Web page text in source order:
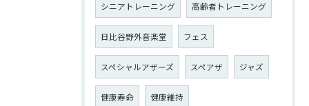
シニアトレーニング 高齢者トレーニング
日比谷野外音楽堂 フェス
スペシャルアザーズ スペアザ ジャズ
健康寿命 健康維持